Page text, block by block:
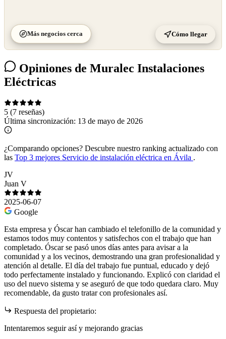
Más negocios cerca Cómo llegar
Opiniones de Muralec Instalaciones
Eléctricas
5 (7 reseñas)
Última sincronización: 13 de mayo de 2026
¿Comparando opciones? Descubre nuestro ranking actualizado con
las Top 3 mejores Servicio de instalación eléctrica en Ávila .
JV
Juan V
2025-06-07
Google
Esta empresa y Óscar han cambiado el telefonillo de la comunidad y
estamos todos muy contentos y satisfechos con el trabajo que han
completado. Óscar se pasó unos días antes para avisar a la
comunidad y a los vecinos, demostrando una gran profesionalidad y
atención al detalle. El día del trabajo fue puntual, educado y dejó
todo perfectamente instalado y funcionando. Explicó con claridad el
uso del nuevo sistema y se aseguró de que todo quedara claro. Muy
recomendable, da gusto tratar con profesionales así.
Respuesta del propietario:
Intentaremos seguir así y mejorando gracias